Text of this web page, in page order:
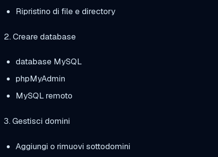
Ripristino di file e directory
2. Creare database
database MySQL
phpMyAdmin
MySQL remoto
3. Gestisci domini
Aggiungi o rimuovi sottodomini